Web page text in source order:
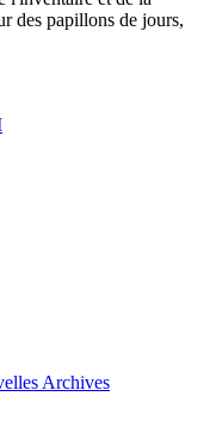
des papillons de jours,
Archives